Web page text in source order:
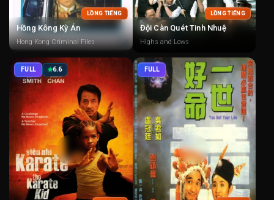
LỒNG TIẾNG
Hồng Kông Kỳ Án
Hong Kong Criminal Files
LỒNG TIẾNG
Đội Càn Quét Tinh Nhuệ
Highs and Lows
FULL 6.6 FULL